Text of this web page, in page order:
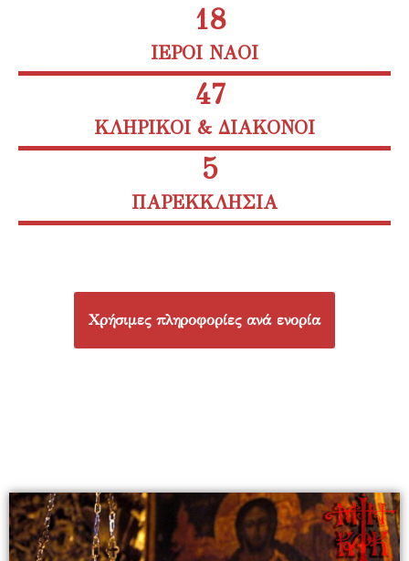
21
ΙΕΡΟΙ ΝΑΟΙ
53
ΚΛΗΡΙΚΟΙ & ΔΙΑΚΟΝΟΙ
6
ΠΑΡΕΚΚΛΗΣΙΑ
Χρήσιμες πληροφορίες ανά ενορία